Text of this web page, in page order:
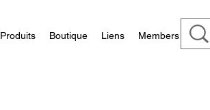
Produits Boutique Liens Members